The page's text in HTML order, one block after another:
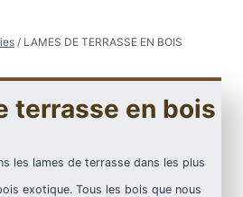
/ LAMES DE TERRASSE EN BOIS
terrasse en bois
les lames de terrasse dans les plus
exotique. Tous les bois que nous